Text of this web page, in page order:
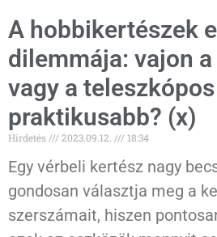
A hobbikertészek
dilemmája: vajon a
vagy a
praktikusabb? (x)
Hirdetés 2023.09.12. 18:34
Egy vérbeli kertész nagy
gondosan választja meg a
szerszámait, hiszen